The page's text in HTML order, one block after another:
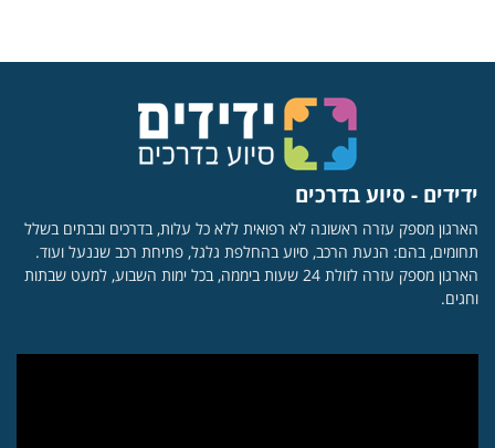
ידידים - סיוע בדרכים
הארגון מספק עזרה ראשונה לא רפואית ללא כל עלות, בדרכים ובבתים בשלל
תחומים, בהם: הנעת הרכב, סיוע בהחלפת גלגל, פתיחת רכב שננעל ועוד.
הארגון מספק עזרה לזולת 24 שעות ביממה, בכל ימות השבוע, למעט שבתות
וחגים.